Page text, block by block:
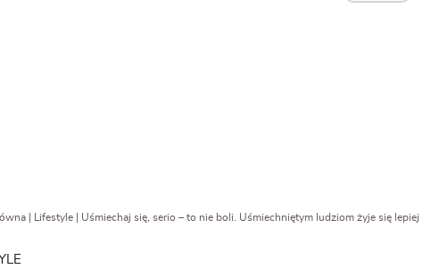
| Lifestyle| Uśmiechaj się, serio – to nie boli. Uśmiechniętym ludziom żyje się lepiej